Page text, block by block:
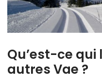
Qu’est-ce
autres Vae ?